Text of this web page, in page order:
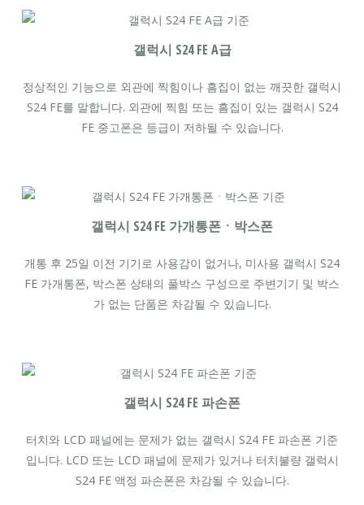
갤럭시 S24 FE A급
정상적인 기능으로 외관에 찍힘이나 흠집이 없는 깨끗한 갤럭시
S24 FE를 말합니다. 외관에 찍힘 또는 흠집이 있는 갤럭시 S24
FE 중고폰은 등급이 저하될 수 있습니다.
갤럭시 S24 FE 가개통폰ㆍ박스폰
개통 후 25일 이전 기기로 사용감이 없거나, 미사용 갤럭시 S24
FE 가개통폰, 박스폰 상태의 풀박스 구성으로 주변기기 및 박스
가 없는 단품은 차감될 수 있습니다.
갤럭시 S24 FE 파손폰
터치와 LCD 패널에는 문제가 없는 갤럭시 S24 FE 파손폰 기준
입니다. LCD 또는 LCD 패널에 문제가 있거나 터치불량 갤럭시
S24 FE 액정 파손폰은 차감될 수 있습니다.